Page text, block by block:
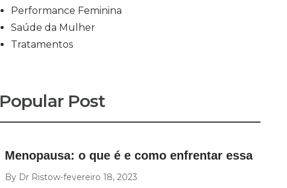
Performance Feminina
Saúde da Mulher
Tratamentos
Popular Post
Menopausa: o que é e como enfrentar essa
By Dr Ristow fevereiro 18, 2023